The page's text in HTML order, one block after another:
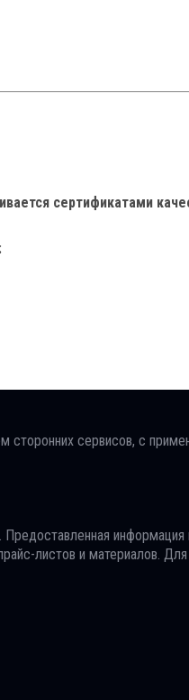
сертификатами
сторонних сервисов, с
информация
листов и материалов. Для